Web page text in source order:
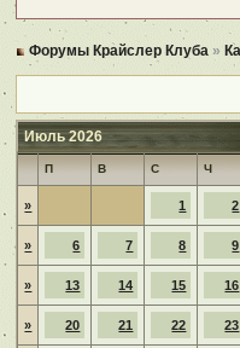
Форумы Крайслер Клуба »
Июль 2026
П В С Ч
» 1 2
» 6 7 8 9
» 13 14 15 16
» 20 21 22 23